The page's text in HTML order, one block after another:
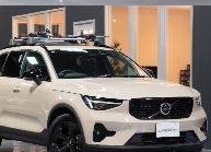
商談中